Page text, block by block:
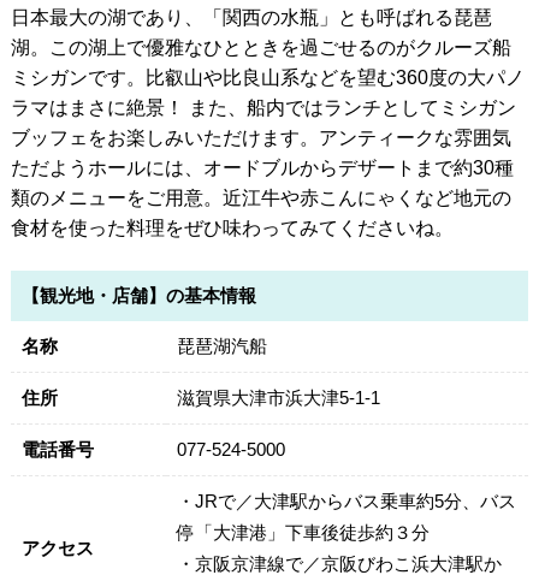
日本最大の湖であり、「関西の水瓶」とも呼ばれる琵琶
湖。この湖上で優雅なひとときを過ごせるのがクルーズ船
ミシガンです。比叡山や比良山系などを望む360度の大パノ
ラマはまさに絶景！ また、船内ではランチとしてミシガン
ブッフェをお楽しみいただけます。アンティークな雰囲気
ただようホールには、オードブルからデザートまで約30種
類のメニューをご用意。近江牛や赤こんにゃくなど地元の
食材を使った料理をぜひ味わってみてくださいね。
【観光地・店舗】の基本情報
名称 琵琶湖汽船
住所 滋賀県大津市浜大津5-1-1
電話番号 077-524-5000
アクセス
・JRで／大津駅からバス乗車約5分、バス
停「大津港」下車後徒歩約３分
・京阪京津線で／京阪びわこ浜大津駅か